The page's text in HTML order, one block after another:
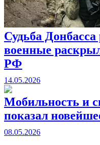
Судьба
военные
РФ
14.05.2026
Мобильность и
показал
08.05.2026